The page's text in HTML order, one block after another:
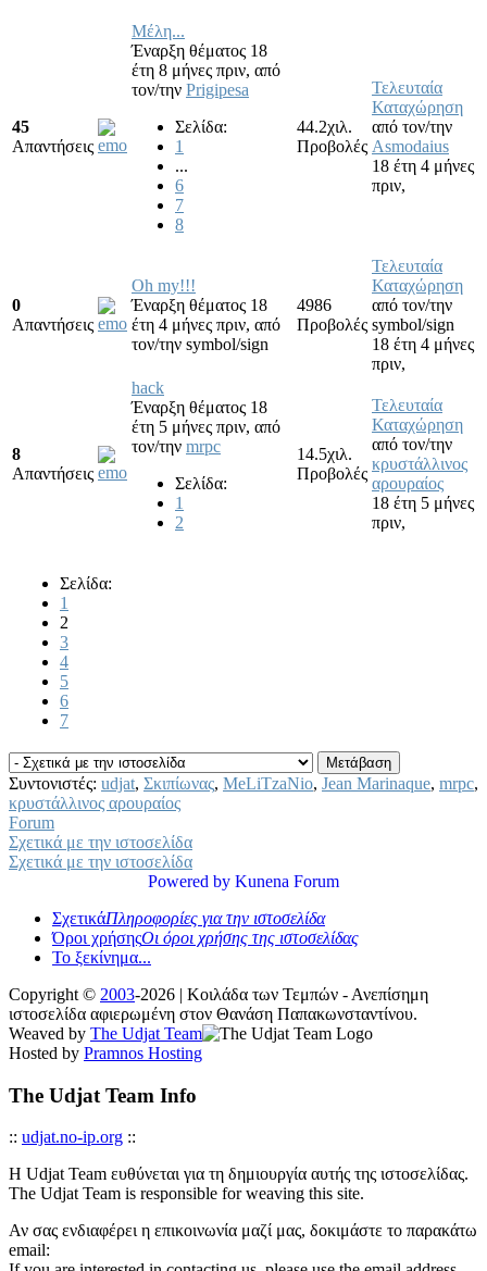
45
Απαντήσεις
Μέλη...
Έναρξη θέματος 18
έτη 8 μήνες πριν, από
τον/την Prigipesa
Σελίδα:
1
...
6
7
8
44.2χιλ.
Προβολές
Τελευταία
Καταχώρηση
από τον/την
Asmodaius
18 έτη 4 μήνες
πριν,
0
Απαντήσεις
Oh my!!!
Έναρξη θέματος 18
έτη 4 μήνες πριν, από
τον/την symbol/sign
4986
Προβολές
Τελευταία
Καταχώρηση
από τον/την
symbol/sign
18 έτη 4 μήνες
πριν,
8
Απαντήσεις
hack
Έναρξη θέματος 18
έτη 5 μήνες πριν, από
τον/την mrpc
Σελίδα:
1
2
14.5χιλ.
Προβολές
Τελευταία
Καταχώρηση
από τον/την
κρυστάλλινος
αρουραίος
18 έτη 5 μήνες
πριν,
Σελίδα:
1
2
3
4
5
6
7
Συντονιστές: udjat, Σκιπίωνας, MeLiTzaNio, Jean Marinaque, mrpc,
κρυστάλλινος αρουραίος
Forum
Σχετικά με την ιστοσελίδα
Σχετικά με την ιστοσελίδα
Powered by Kunena Forum
ΣχετικάΠληροφορίες για την ιστοσελίδα
Όροι χρήσηςΟι όροι χρήσης της ιστοσελίδας
Το ξεκίνημα...
Copyright © 2003-2026 | Κοιλάδα των Τεμπών - Ανεπίσημη
ιστοσελίδα αφιερωμένη στον Θανάση Παπακωνσταντίνου.
Weaved by The Udjat Team
Hosted by Pramnos Hosting
The Udjat Team Info
:: udjat.no-ip.org ::
Η Udjat Team ευθύνεται για τη δημιουργία αυτής της ιστοσελίδας.
The Udjat Team is responsible for weaving this site.
Αν σας ενδιαφέρει η επικοινωνία μαζί μας, δοκιμάστε το παρακάτω
email: